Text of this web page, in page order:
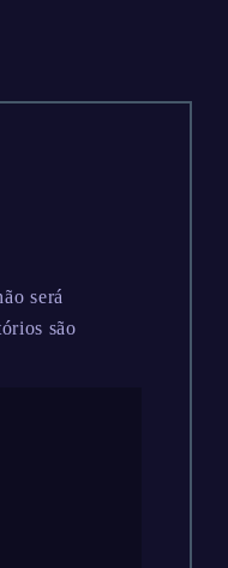
será
são